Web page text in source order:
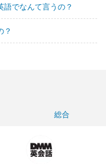
でなんて言うの？
？
総合